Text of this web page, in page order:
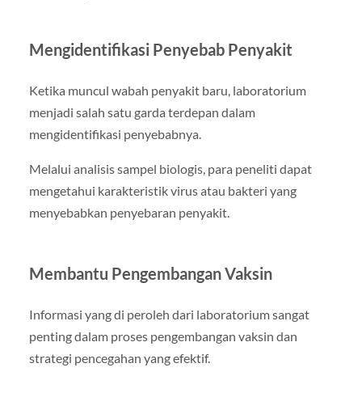
Mengidentifikasi Penyebab Penyakit
Ketika muncul wabah penyakit baru, laboratorium
menjadi salah satu garda terdepan dalam
mengidentifikasi penyebabnya.
Melalui analisis sampel biologis, para peneliti dapat
mengetahui karakteristik virus atau bakteri yang
menyebabkan penyebaran penyakit.
Membantu Pengembangan Vaksin
Informasi yang di peroleh dari laboratorium sangat
penting dalam proses pengembangan vaksin dan
strategi pencegahan yang efektif.